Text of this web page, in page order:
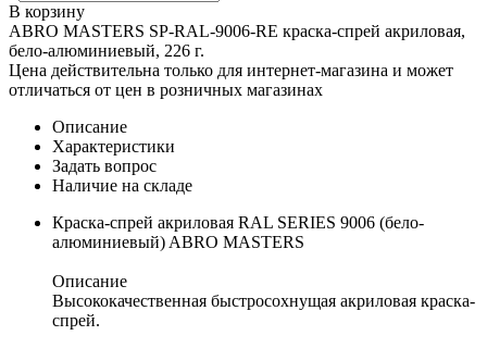
В корзину
ABRO MASTERS SP-RAL-9006-RE краска-спрей акриловая,
бело-алюминиевый, 226 г.
Цена действительна только для интернет-магазина и может
отличаться от цен в розничных магазинах
Описание
Характеристики
Задать вопрос
Наличие на складе
Краска-спрей акриловая RAL SERIES 9006 (бело-
алюминиевый) ABRO MASTERS
Описание
Высококачественная быстросохнущая акриловая краска-
спрей.